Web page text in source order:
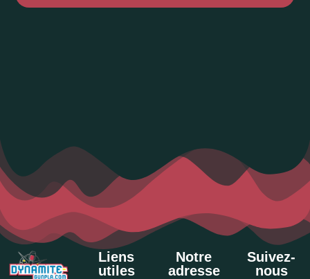
Liens
utiles
Notre
adresse
Suivez-
nous